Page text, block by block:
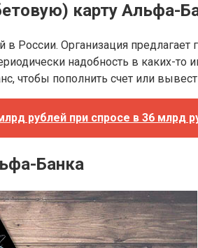
карту Альфа-
России. Организация
надобность в каких-то
чтобы пополнить счет или
рублей при спросе в 36 млрд
Банка